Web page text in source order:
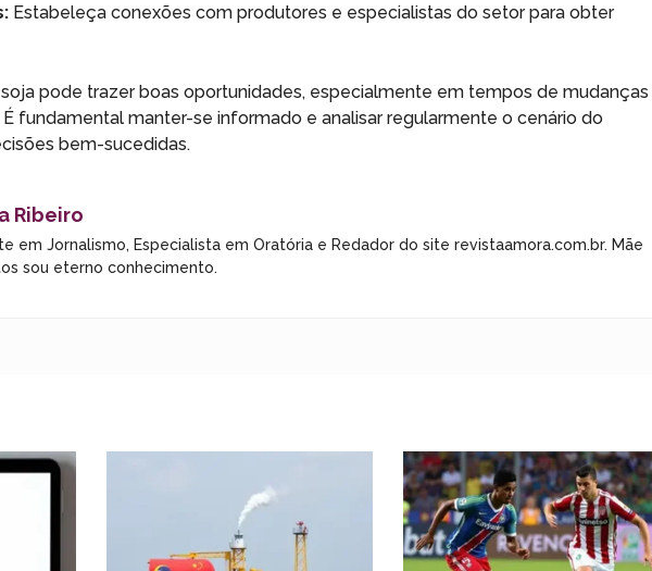
Estabeleça conexões com produtores e especialistas do setor para obter
pode trazer boas oportunidades, especialmente em tempos de mudanças
fundamental manter-se informado e analisar regularmente o cenário do
bem-sucedidas.
Ribeiro
em Jornalismo, Especialista em Oratória e Redador do site revistaamora.com.br. Mãe
sou eterno conhecimento.